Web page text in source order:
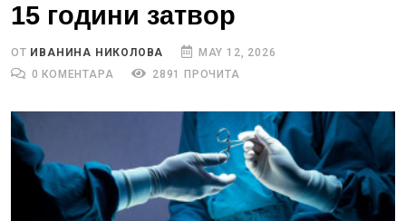
15 години затвор
ОТ ИВАНИНА НИКОЛОВА
MAY 12, 2026
0 КОМЕНТАРА
2891 ПРОЧИТА